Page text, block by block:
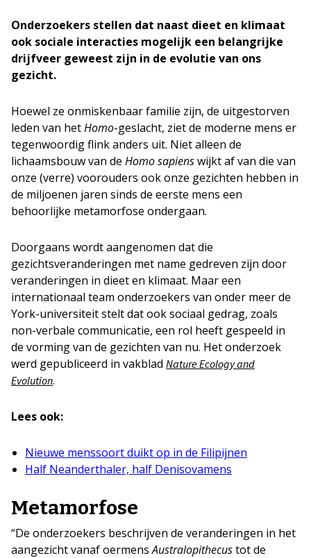
Onderzoekers stellen dat naast dieet en klimaat
ook sociale interacties mogelijk een belangrijke
drijfveer geweest zijn in de evolutie van ons
gezicht.
Hoewel ze onmiskenbaar familie zijn, de uitgestorven
leden van hetHomo-geslacht, ziet de moderne mens er
tegenwoordig flink anders uit. Niet alleen de
lichaamsbouw van de Homo sapienswijkt af van die van
onze (verre) voorouders ook onze gezichten hebben in
de miljoenen jaren sinds de eerste mens een
behoorlijke metamorfose ondergaan.
Doorgaans wordt aangenomen dat die
gezichtsveranderingen met name gedreven zijn door
veranderingen in dieet en klimaat. Maar een
internationaal team onderzoekers van onder meer de
York-universiteit stelt dat ook sociaal gedrag, zoals
non-verbale communicatie, een rol heeft gespeeld in
de vorming van de gezichten van nu. Het onderzoek
werd gepubliceerd in vakblad Nature Ecology and
Evolution.
Lees ook:
Nieuwe menssoort duikt op in de Filipijnen
Half Neanderthaler, half Denisovamens
Metamorfose
“De onderzoekers beschrijven de veranderingen in het
aangezicht vanaf oermensAustralopithecustot de